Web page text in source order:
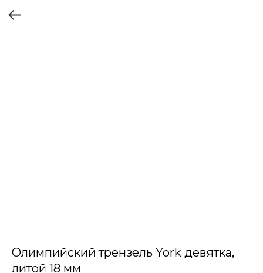
Олимпийский трензель York девятка,
литой 18 мм